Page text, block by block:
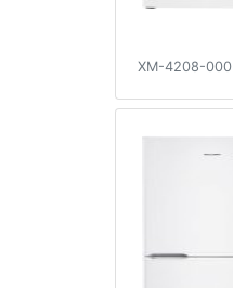
XM-4208-000